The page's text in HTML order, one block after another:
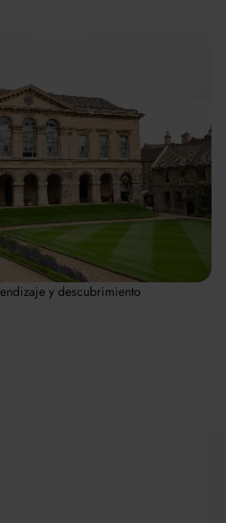
y descubrimiento